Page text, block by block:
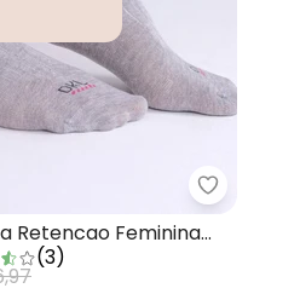
Masculina PretoDukali -
Retencao Feminina
(3)